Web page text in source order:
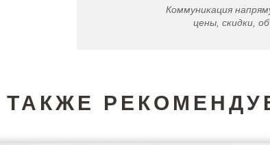
Коммуникация
цены, скидки,
ТАКЖЕ